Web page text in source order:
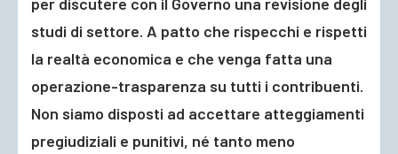
studi di settore. A patto che rispecchi e rispetti
la realtà economica e che venga fatta una
operazione-trasparenza su tutti i contribuenti.
Non siamo disposti ad accettare atteggiamenti
pregiudiziali e punitivi, né tanto meno